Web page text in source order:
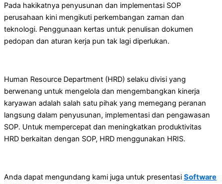
Pada hakikatnya penyusunan dan implementasi SOP
perusahaan kini mengikuti perkembangan zaman dan
teknologi. Penggunaan kertas untuk penulisan dokumen
pedopan dan aturan kerja pun tak lagi diperlukan.
Human Resource Department (HRD) selaku divisi yang
berwenang untuk mengelola dan mengembangkan kinerja
karyawan adalah salah satu pihak yang memegang peranan
langsung dalam penyusunan, implementasi dan pengawasan
SOP. Untuk mempercepat dan meningkatkan produktivitas
HRD berkaitan dengan SOP, HRD menggunakan HRIS.
Anda dapat mengundang kami juga untuk presentasi Software